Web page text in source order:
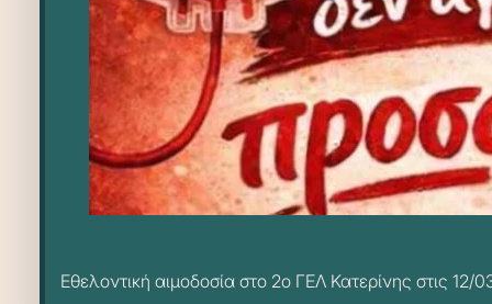
Εθελοντική αιμοδοσία στο 2ο ΓΕΛ Κατερίνης στις 12/